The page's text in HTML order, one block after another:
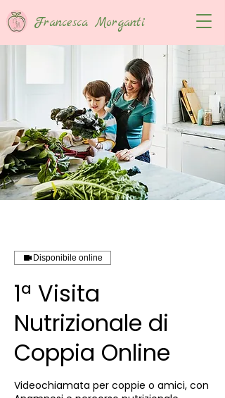
Francesca Morganti
Disponibile online
1ª Visita
Nutrizionale di
Coppia Online
Videochiamata per coppie o amici, con